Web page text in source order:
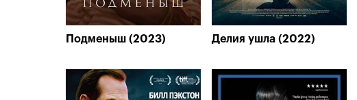
Подменыш (2023) Делия ушла (2022)